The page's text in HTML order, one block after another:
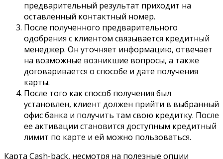
предварительный результат приходит на
оставленный контактный номер.
После полученного предварительного
одобрения с клиентом связывается кредитный
менеджер. Он уточняет информацию, отвечает
на возможные возникшие вопросы, а также
договаривается о способе и дате получения
карты.
После того как способ получения был
установлен, клиент должен прийти в выбранный
офис банка и получить там свою кредитку. После
ее активации становится доступным кредитный
лимит по карте и ей можно пользоваться.
Карта Cash-back, несмотря на полезные опции